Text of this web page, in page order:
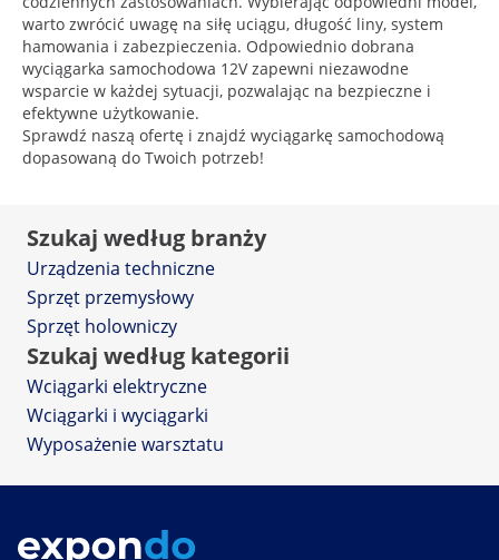
warto zwrócić uwagę na siłę uciągu, długość liny, system
hamowania i zabezpieczenia. Odpowiednio dobrana
wyciągarka samochodowa 12V zapewni niezawodne
wsparcie w każdej sytuacji, pozwalając na bezpieczne i
efektywne użytkowanie.
Sprawdź naszą ofertę i znajdź wyciągarkę samochodową
dopasowaną do Twoich potrzeb!
Szukaj według branży
Urządzenia techniczne
Sprzęt przemysłowy
Sprzęt holowniczy
Szukaj według kategorii
Wciągarki elektryczne
Wciągarki i wyciągarki
Wyposażenie warsztatu